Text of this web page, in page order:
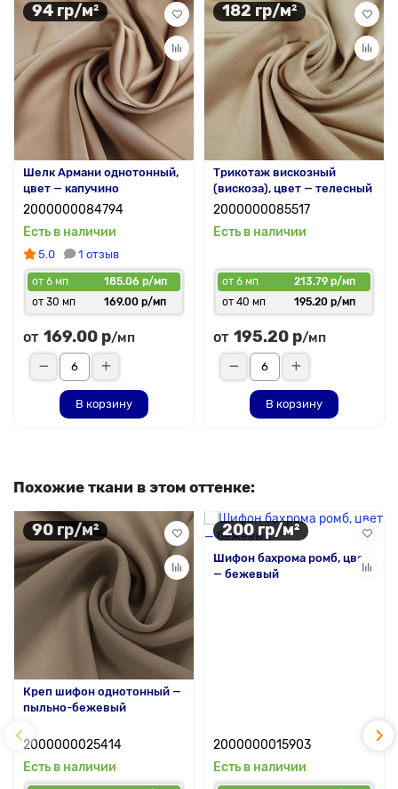
94 гр/м²
Шелк Армани однотонный,
цвет — капучино
2000000084794
Есть в наличии
5.0 1 отзыв
от 6 мп
185.06 р/мп
от 30 мп
169.00 р/мп
от 169.00 р/мп
В корзину
182 гр/м²
Трикотаж вискозный
(вискоза), цвет — телесный
2000000085517
Есть в наличии
от 6 мп
213.79 р/мп
от 40 мп
195.20 р/мп
от 195.20 р/мп
В корзину
Похожие ткани в этом оттенке:
90 гр/м²
Креп шифон однотонный —
пыльно-бежевый
2000000025414
Есть в наличии
200 гр/м²
Шифон бахрома ромб, цвет
— бежевый
2000000015903
Есть в наличии